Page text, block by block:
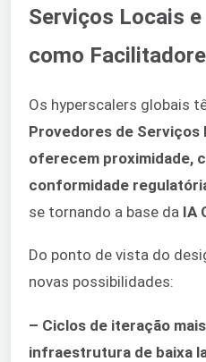
Serviços Locais
como
Os hyperscalers globais
Provedores de Serviços
oferecem proximidade,
conformidade
se tornando a base da IA
Do ponto de vista do
novas possibilidades:
– Ciclos de iteração
infraestrutura de baixa